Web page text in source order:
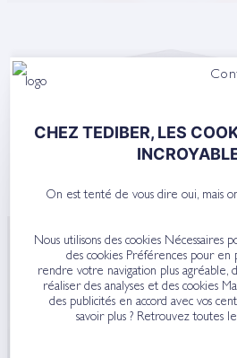
CHEZ TEDIBER, LES
On est tenté de vous dire oui, mais
Nous utilisons des cookies Nécessaires
des cookies Préférences pour
rendre votre navigation plus agréable,
réaliser des analyses et des cookies
des publicités en accord avec vos
savoir plus ? Retrouvez toutes
astuces
Près de 30 % des Français (+
infos à
MATELAS PAS CHER :
MAUVAISE
astuces
Comme beaucoup de
matelas ayant le meilleur rapport
les prix des matelas ont